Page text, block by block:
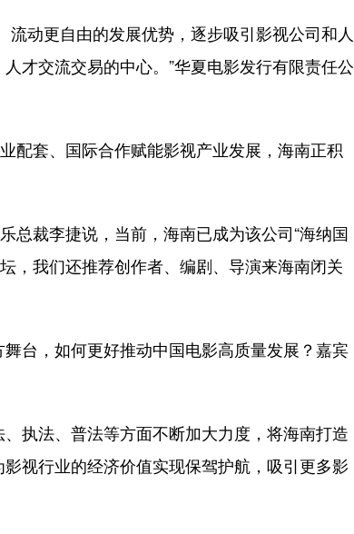
动更自由的发展优势，逐步吸引影视公司和人
才交流交易的中心。”华夏电影发行有限责任公
套、国际合作赋能影视产业发展，海南正积
裁李捷说，当前，海南已成为该公司“海纳国
，我们还推荐创作者、编剧、导演来海南闭关
，如何更好推动中国电影高质量发展？嘉宾
法、普法等方面不断加大力度，将海南打造
视行业的经济价值实现保驾护航，吸引更多影